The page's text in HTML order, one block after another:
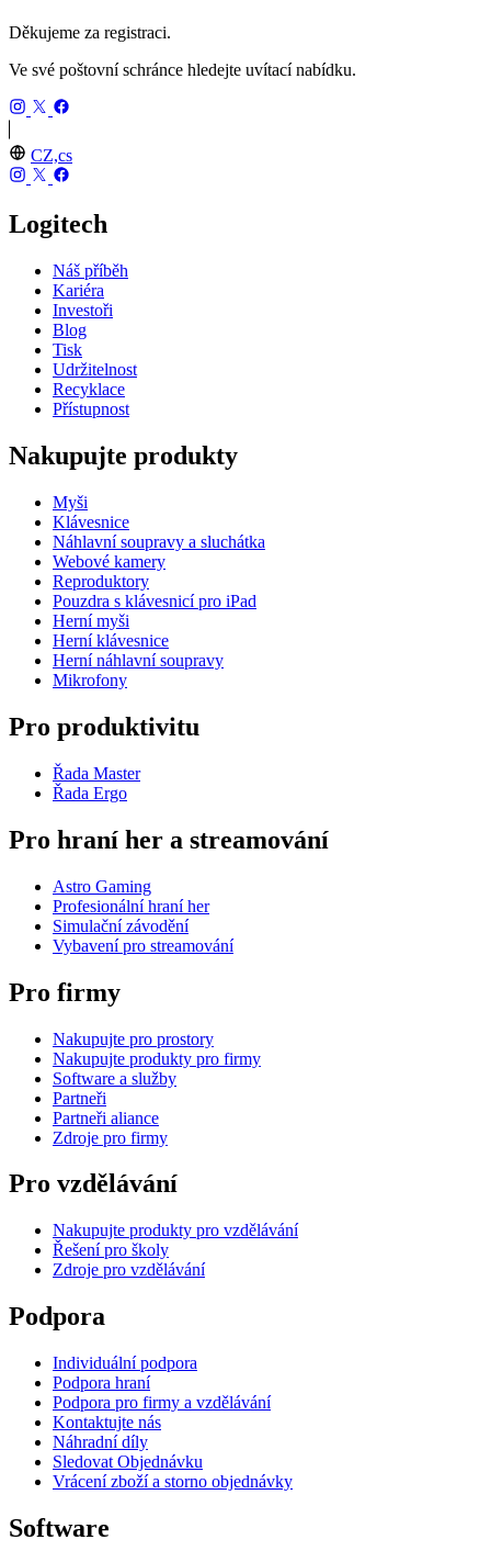
Děkujeme za registraci.
Ve své poštovní schránce hledejte uvítací nabídku.
CZ,cs
Logitech
Náš příběh
Kariéra
Investoři
Blog
Tisk
Udržitelnost
Recyklace
Přístupnost
Nakupujte produkty
Myši
Klávesnice
Náhlavní soupravy a sluchátka
Webové kamery
Reproduktory
Pouzdra s klávesnicí pro iPad
Herní myši
Herní klávesnice
Herní náhlavní soupravy
Mikrofony
Pro produktivitu
Řada Master
Řada Ergo
Pro hraní her a streamování
Astro Gaming
Profesionální hraní her
Simulační závodění
Vybavení pro streamování
Pro firmy
Nakupujte pro prostory
Nakupujte produkty pro firmy
Software a služby
Partneři
Partneři aliance
Zdroje pro firmy
Pro vzdělávání
Nakupujte produkty pro vzdělávání
Řešení pro školy
Zdroje pro vzdělávání
Podpora
Individuální podpora
Podpora hraní
Podpora pro firmy a vzdělávání
Kontaktujte nás
Náhradní díly
Sledovat Objednávku
Vrácení zboží a storno objednávky
Software